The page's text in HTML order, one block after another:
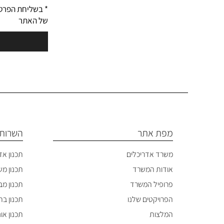
* בשליחת
של האתר
מפת אתר
משרד אדריכלים
אודות המשרד
פרופיל המשרד
הפרויקטים שלנו
המלצות
תכנון
תכנון
תכנון
תכנון
תכנון